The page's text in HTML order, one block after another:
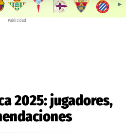
▶︎
Publicidad
2025: jugadores,